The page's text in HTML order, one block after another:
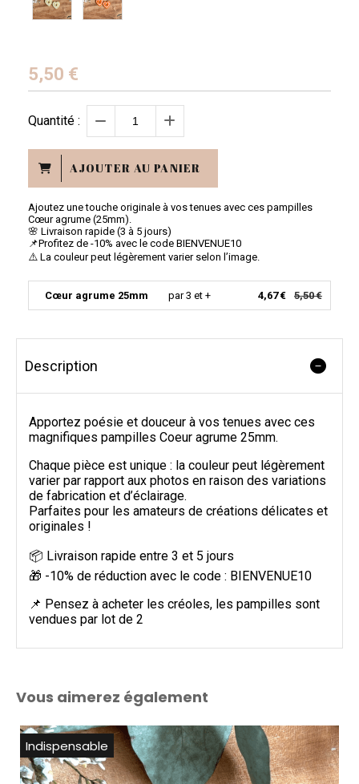
5,50 €
Quantité :
AJOUTER AU PANIER
Ajoutez une touche originale à vos tenues avec ces pampilles
Cœur agrume (25mm).
🌸 Livraison rapide (3 à 5 jours)
📌Profitez de -10% avec le code BIENVENUE10
⚠️ La couleur peut légèrement varier selon l’image.
Cœur agrume 25mm par 3 et + 4,67 € 5,50 €
Description
Apportez poésie et douceur à vos tenues avec ces
magnifiques pampilles Coeur agrume 25mm.
Chaque pièce est unique : la couleur peut légèrement
varier par rapport aux photos en raison des variations
de fabrication et d’éclairage.
Parfaites pour les amateurs de créations délicates et
originales !
📦 Livraison rapide entre 3 et 5 jours
🎁 -10% de réduction avec le code : BIENVENUE10
📌 Pensez à acheter les créoles, les pampilles sont
vendues par lot de 2
Vous aimerez également
Indispensable